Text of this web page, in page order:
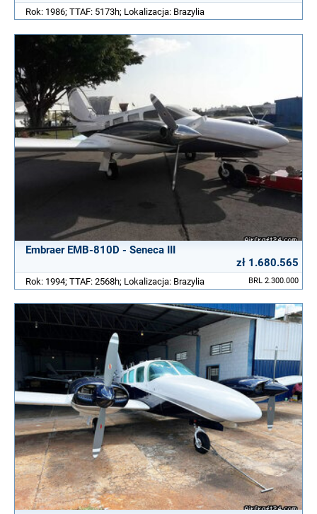
Rok: 1986; TTAF: 5173h; Lokalizacja: Brazylia
Embraer EMB-810D - Seneca III
zł 1.680.565
BRL 2.300.000
Rok: 1994; TTAF: 2568h; Lokalizacja: Brazylia